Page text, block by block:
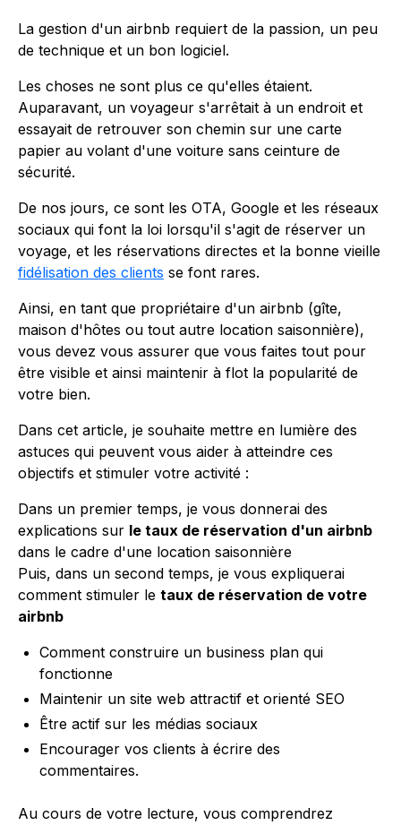
La gestion d'un airbnb requiert de la passion, un peu
de technique et un bon logiciel.
Les choses ne sont plus ce qu'elles étaient.
Auparavant, un voyageur s'arrêtait à un endroit et
essayait de retrouver son chemin sur une carte
papier au volant d'une voiture sans ceinture de
sécurité.
De nos jours, ce sont les OTA, Google et les réseaux
sociaux qui font la loi lorsqu'il s'agit de réserver un
voyage, et les réservations directes et la bonne vieille
fidélisation des clients se font rares.
Ainsi, en tant que propriétaire d'un airbnb (gîte,
maison d'hôtes ou tout autre location saisonnière),
vous devez vous assurer que vous faites tout pour
être visible et ainsi maintenir à flot la popularité de
votre bien.
Dans cet article, je souhaite mettre en lumière des
astuces qui peuvent vous aider à atteindre ces
objectifs et stimuler votre activité :
Dans un premier temps, je vous donnerai des
explications sur le taux de réservation d'un airbnb
dans le cadre d'une location saisonnière
Puis, dans un second temps, je vous expliquerai
comment stimuler le taux de réservation de votre
airbnb
Comment construire un business plan qui
fonctionne
Maintenir un site web attractif et orienté SEO
Être actif sur les médias sociaux
Encourager vos clients à écrire des
commentaires.
Au cours de votre lecture, vous comprendrez